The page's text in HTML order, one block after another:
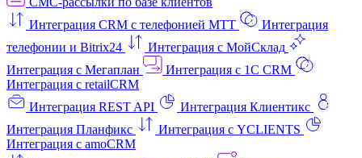
Интеграция CRM с телефонией МТТ
Интеграция
телефонии и Bitrix24
Интеграция с МойСклад
Интеграция с Мегаплан
Интеграция с 1C CRM
Интеграция с retailCRM
Интеграция REST API
Интеграция Клиентикс
Интеграция Планфикс
Интеграция с YCLIENTS
Интеграция с amoCRM